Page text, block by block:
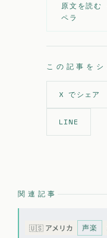
原文を読
ペラ
この記事を
X でシェア
LINE
関連記事
🇺🇸 アメリカ 声楽